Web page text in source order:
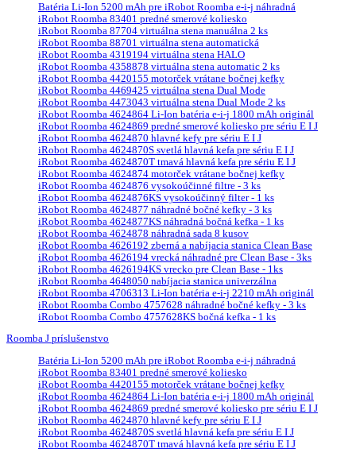
Batéria Li-Ion 5200 mAh pre iRobot Roomba e-i-j náhradná
iRobot Roomba 83401 predné smerové koliesko
iRobot Roomba 87704 virtuálna stena manuálna 2 ks
iRobot Roomba 88701 virtuálna stena automatická
iRobot Roomba 4319194 virtuálna stena HALO
iRobot Roomba 4358878 virtuálna stena automatic 2 ks
iRobot Roomba 4420155 motorček vrátane bočnej kefky
iRobot Roomba 4469425 virtuálna stena Dual Mode
iRobot Roomba 4473043 virtuálna stena Dual Mode 2 ks
iRobot Roomba 4624864 Li-Ion batéria e-i-j 1800 mAh originál
iRobot Roomba 4624869 predné smerové koliesko pre sériu E I J
iRobot Roomba 4624870 hlavné kefy pre sériu E I J
iRobot Roomba 4624870S svetlá hlavná kefa pre sériu E I J
iRobot Roomba 4624870T tmavá hlavná kefa pre sériu E I J
iRobot Roomba 4624874 motorček vrátane bočnej kefky
iRobot Roomba 4624876 vysokoúčinné filtre - 3 ks
iRobot Roomba 4624876KS vysokoúčinný filter - 1 ks
iRobot Roomba 4624877 náhradné bočné kefky - 3 ks
iRobot Roomba 4624877KS náhradná bočná kefka - 1 ks
iRobot Roomba 4624878 náhradná sada 8 kusov
iRobot Roomba 4626192 zberná a nabíjacia stanica Clean Base
iRobot Roomba 4626194 vrecká náhradné pre Clean Base - 3ks
iRobot Roomba 4626194KS vrecko pre Clean Base - 1ks
iRobot Roomba 4648050 nabíjacia stanica univerzálna
iRobot Roomba 4706313 Li-Ion batéria e-i-j 2210 mAh originál
iRobot Roomba Combo 4757628 náhradné bočné kefky - 3 ks
iRobot Roomba Combo 4757628KS bočná kefka - 1 ks
Roomba J príslušenstvo
Batéria Li-Ion 5200 mAh pre iRobot Roomba e-i-j náhradná
iRobot Roomba 83401 predné smerové koliesko
iRobot Roomba 4420155 motorček vrátane bočnej kefky
iRobot Roomba 4624864 Li-Ion batéria e-i-j 1800 mAh originál
iRobot Roomba 4624869 predné smerové koliesko pre sériu E I J
iRobot Roomba 4624870 hlavné kefy pre sériu E I J
iRobot Roomba 4624870S svetlá hlavná kefa pre sériu E I J
iRobot Roomba 4624870T tmavá hlavná kefa pre sériu E I J